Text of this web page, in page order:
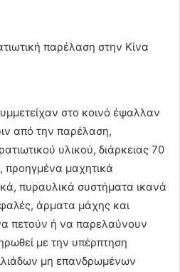
παρέλαση στην Κίνα
στο κοινό έψαλλαν
από την παρέλαση,
υλικού, διάρκειας 70
προηγμένα μαχητικά
πυραυλικά συστήματα ικανά
άρματα μάχης και
πετούν ή να παρελαύνουν
με την υπέρπτηση
μη επανδρωμένων